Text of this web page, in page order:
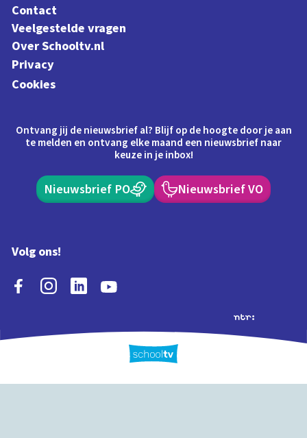
Contact
Veelgestelde vragen
Over Schooltv.nl
Privacy
Cookies
Ontvang jij de nieuwsbrief al? Blijf op de hoogte door je aan
te melden en ontvang elke maand een nieuwsbrief naar
keuze in je inbox!
Nieuwsbrief PO Nieuwsbrief VO
Volg ons!